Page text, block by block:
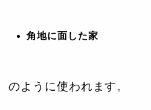
角地に面した家
のように使われます。